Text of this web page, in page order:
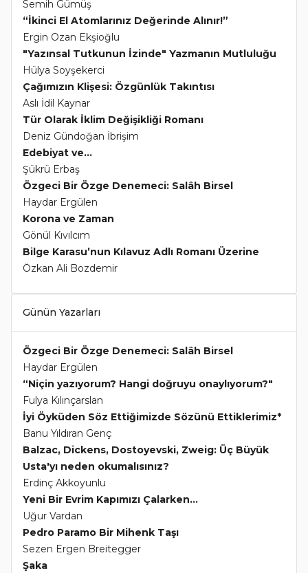
Semih Gümüş
“İkinci El Atomlarınız Değerinde Alınır!”
Ergin Ozan Ekşioğlu
"Yazınsal Tutkunun İzinde" Yazmanın Mutluluğu
Hülya Soyşekerci
Çağımızın Klişesi: Özgünlük Takıntısı
Aslı İdil Kaynar
Tür Olarak İklim Değişikliği Romanı
Deniz Gündoğan İbrişim
Edebiyat ve...
Şükrü Erbaş
Özgeci Bir Özge Denemeci: Salâh Birsel
Haydar Ergülen
Korona ve Zaman
Gönül Kıvılcım
Bilge Karasu’nun Kılavuz Adlı Romanı Üzerine
Özkan Ali Bozdemir
Günün Yazarları
Özgeci Bir Özge Denemeci: Salâh Birsel
Haydar Ergülen
“Niçin yazıyorum? Hangi doğruyu onaylıyorum?"
Fulya Kılınçarslan
İyi Öyküden Söz Ettiğimizde Sözünü Ettiklerimiz*
Banu Yıldıran Genç
Balzac, Dickens, Dostoyevski, Zweig: Üç Büyük
Usta'yı neden okumalısınız?
Erdinç Akkoyunlu
Yeni Bir Evrim Kapımızı Çalarken...
Uğur Vardan
Pedro Paramo Bir Mihenk Taşı
Sezen Ergen Breitegger
Şaka